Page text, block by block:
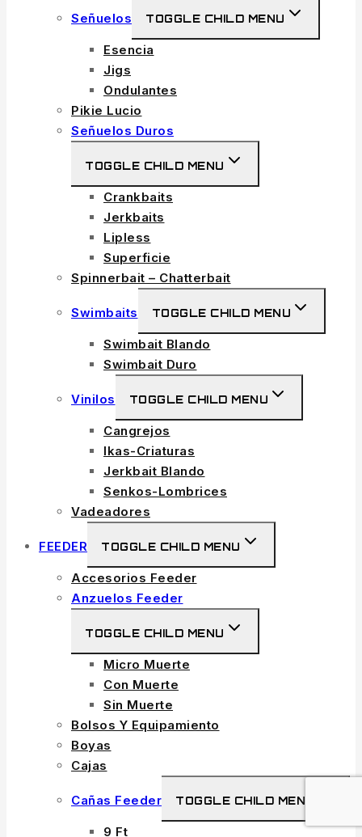
Señuelos TOGGLE CHILD MENU
Esencia
Jigs
Ondulantes
Pikie Lucio
Señuelos Duros
TOGGLE CHILD MENU
Crankbaits
Jerkbaits
Lipless
Superficie
Spinnerbait – Chatterbait
Swimbaits TOGGLE CHILD MENU
Swimbait Blando
Swimbait Duro
Vinilos TOGGLE CHILD MENU
Cangrejos
Ikas-Criaturas
Jerkbait Blando
Senkos-Lombrices
Vadeadores
FEEDER TOGGLE CHILD MENU
Accesorios Feeder
Anzuelos Feeder
TOGGLE CHILD MENU
Micro Muerte
Con Muerte
Sin Muerte
Bolsos Y Equipamiento
Boyas
Cajas
Cañas Feeder TOGGLE CHILD MENU
9 Ft